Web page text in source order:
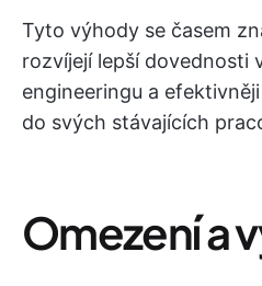
Tyto výhody se časem
rozvíjejí lepší dovednosti
engineeringu a
do svých stávajících
Omezení a